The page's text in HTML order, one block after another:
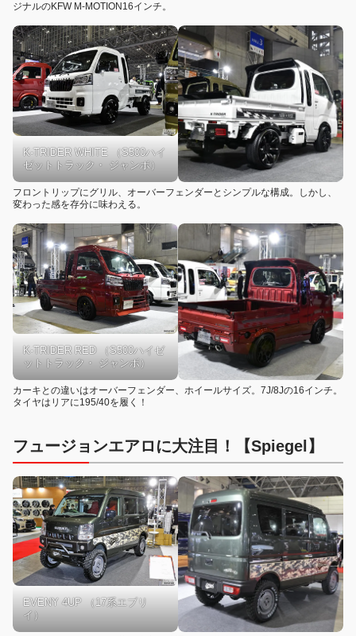
ジナルのKFW M-MOTION16インチ。
K-TRIDER WHITE （S500ハイ
ゼットトラック・ ジャンボ）
フロントリップにグリル、オーバーフェンダーとシンプルな構成。しかし、
変わった感を存分に味わえる。
K-TRIDER RED （S500ハイゼ
ットトラック・ ジャンボ）
カーキとの違いはオーバーフェンダー、ホイールサイズ。7J/8Jの16インチ。
タイヤはリアに195/40を履く！
フュージョンエアロに大注目！【Spiegel】
EVENY 4UP （17系エブリ
イ）